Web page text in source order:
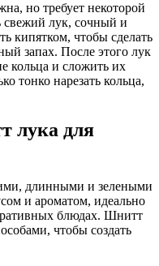
но требует некоторой
свежий лук, сочный и
кипятком, чтобы сделать
запах. После этого лук
кольца и сложить их
тонко нарезать кольца,
лука для
длинными и зелеными
и ароматом, идеально
блюдах. Шнитт
чтобы создать